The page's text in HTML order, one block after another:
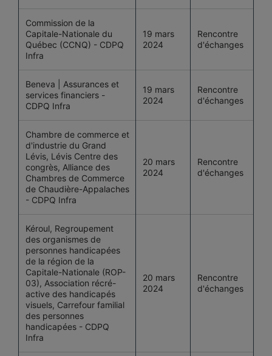
Commission de la
Capitale-Nationale du
Québec (CCNQ) - CDPQ
Infra
19 mars
2024
Rencontre
d'échanges
Beneva | Assurances et
services financiers -
CDPQ Infra
19 mars
2024
Rencontre
d'échanges
Chambre de commerce et
d'industrie du Grand
Lévis, Lévis Centre des
congrès, Alliance des
Chambres de Commerce
de Chaudière-Appalaches
- CDPQ Infra
20 mars
2024
Rencontre
d'échanges
Kéroul, Regroupement
des organismes de
personnes handicapées
de la région de la
Capitale-Nationale (ROP-
03), Association récré-
active des handicapés
visuels, Carrefour familial
des personnes
handicapées - CDPQ
Infra
20 mars
2024
Rencontre
d'échanges